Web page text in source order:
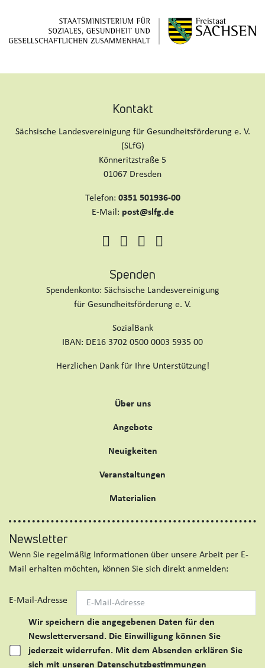
Kontakt
Sächsische Landesvereinigung für Gesundheitsförderung e. V.
(SLfG)
Könneritzstraße 5
01067 Dresden
Telefon: 0351 501936-00
E-Mail: post@slfg.de
Spenden
Spendenkonto: Sächsische Landesvereinigung
für Gesundheitsförderung e. V.
SozialBank
IBAN: DE16 3702 0500 0003 5935 00
Herzlichen Dank für Ihre Unterstützung!
Über uns
Angebote
Neuigkeiten
Veranstaltungen
Materialien
Newsletter
Wenn Sie regelmäßig Informationen über unsere Arbeit per E-
Mail erhalten möchten, können Sie sich direkt anmelden:
E-Mail-Adresse
Wir speichern die angegebenen Daten für den
Newsletterversand. Die Einwilligung können Sie
jederzeit widerrufen. Mit dem Absenden erklären Sie
sich mit unseren Datenschutzbestimmungen